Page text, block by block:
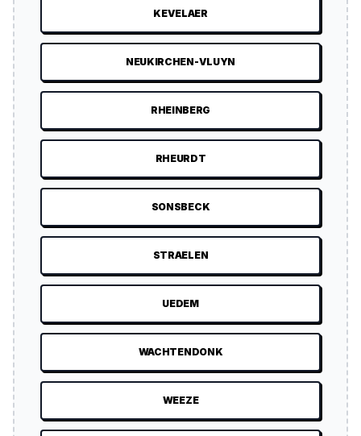
KEVELAER
NEUKIRCHEN-VLUYN
RHEINBERG
RHEURDT
SONSBECK
STRAELEN
UEDEM
WACHTENDONK
WEEZE